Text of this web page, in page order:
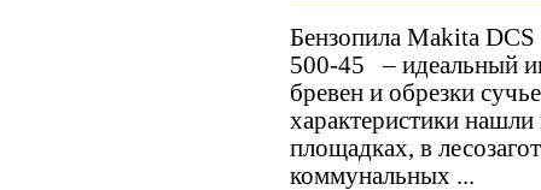
Бензопила Makita
500-45 – идеальный
бревен и обрезки
характеристики
площадках, в
коммунальных ...